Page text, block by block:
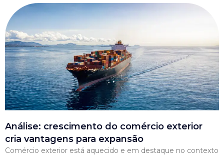
Análise: crescimento do comércio exterior
cria vantagens para expansão
Comércio exterior está aquecido e em destaque no contexto